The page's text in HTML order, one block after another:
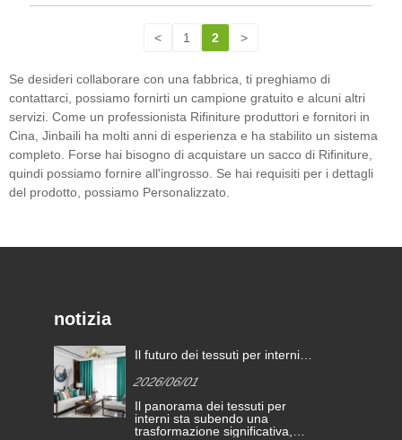
< 1 2 >
Se desideri collaborare con una fabbrica, ti preghiamo di
contattarci, possiamo fornirti un campione gratuito e alcuni altri
servizi. Come un professionista Rifiniture produttori e fornitori in
Cina, Jinbaili ha molti anni di esperienza e ha stabilito un sistema
completo. Forse hai bisogno di acquistare un sacco di Rifiniture,
quindi possiamo fornire all'ingrosso. Se hai requisiti per i dettagli
del prodotto, possiamo Personalizzato.
notizia
I sogni salpano Crea un futuro
riconoscimento kimberly-clark
2020
2021/05/13
La conferenza annuale di
encomio di Jinbaili Textile Co.,
Ltd. nel 2020 si è conclusa con